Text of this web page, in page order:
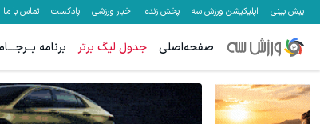
پیش بینی اپلیکیشن ورزش سه پخش زنده اخبار ورزشی پادکست تماس با ما
صفحه‌اصلی جدول لیگ برتر برنامه